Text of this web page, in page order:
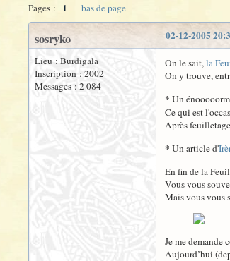
Pages : 1 bas de page
02-12-2005
sosryko
Lieu : Burdigala
Inscription : 2002
Messages : 2 084
On le sait,la
On y trouve,
* Un
Ce qui est
Après
* Un article d'
En fin de la
Vous vous
Mais vous vous
Je me demande
Aujourd’hui